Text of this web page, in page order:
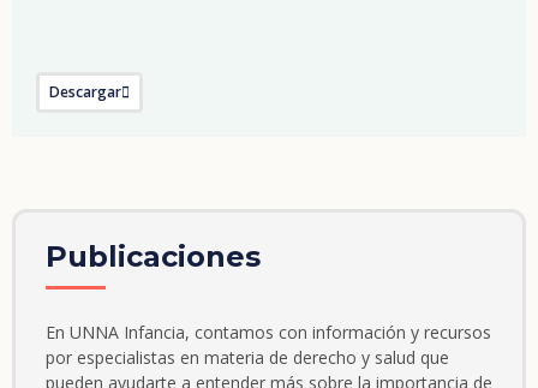
Descargar
Publicaciones
En UNNA Infancia, contamos con información y recursos
por especialistas en materia de derecho y salud que
pueden ayudarte a entender más sobre la importancia de